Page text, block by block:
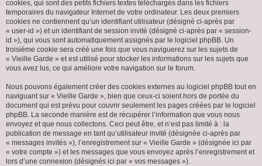
cookies, qui sont des petits fichiers textes téléchargés dans les fichiers
temporaires du navigateur Internet de votre ordinateur. Les deux premiers
cookies ne contiennent qu’un identifiant utilisateur (désigné ci-après par
« user-id ») et un identifiant de session invité (désigné ci-après par « session-
id »), qui vous sont automatiquement assignés par le logiciel phpBB. Un
troisième cookie sera créé une fois que vous naviguerez sur les sujets de
« Vieille Garde » et est utilisé pour stocker les informations sur les sujets que
vous avez lus, ce qui améliore votre navigation sur le forum.
Nous pouvons également créer des cookies externes au logiciel phpBB tout en
naviguant sur « Vieille Garde », bien que ceux-ci soient hors de portée du
document qui est prévu pour couvrir seulement les pages créées par le logiciel
phpBB. La seconde manière est de récupérer l’information que vous nous
envoyez et que nous collectons. Ceci peut être, et n’est pas limité à : la
publication de message en tant qu’utilisateur invité (désignée ci-après par
« messages invités »), l’enregistrement sur « Vieille Garde » (désignée ici par
« votre compte ») et les messages que vous envoyez après l’enregistrement et
lors d’une connexion (désignés ici par « vos messages »).